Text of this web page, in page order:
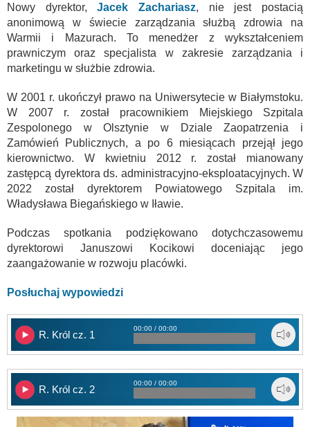
Nowy dyrektor,Jacek Zachariasz, nie jest postacią
anonimową w świecie zarządzania służbą zdrowia na
Warmii i Mazurach. To menedżer z wykształceniem
prawniczym oraz specjalista w zakresie zarządzania i
marketingu w służbie zdrowia.
W 2001 r. ukończył prawo na Uniwersytecie w Białymstoku.
W 2007 r. został pracownikiem Miejskiego Szpitala
Zespolonego w Olsztynie w Dziale Zaopatrzenia i
Zamówień Publicznych, a po 6 miesiącach przejął jego
kierownictwo. W kwietniu 2012 r. został mianowany
zastępcą dyrektora ds. administracyjno-eksploatacyjnych. W
2022 został dyrektorem Powiatowego Szpitala im.
Władysława Biegańskiego w Iławie.
Podczas spotkania podziękowano dotychczasowemu
dyrektorowi Januszowi Kocikowi doceniając jego
zaangażowanie w rozwoju placówki.
Posłuchaj wypowiedzi
R. Król cz. 1
00:00 / 00:00
R. Król cz. 2
00:00 / 00:00